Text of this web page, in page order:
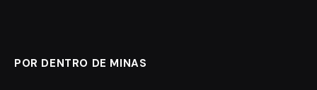
POR DENTRO DE MINAS